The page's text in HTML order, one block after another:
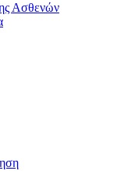
Ασθενών